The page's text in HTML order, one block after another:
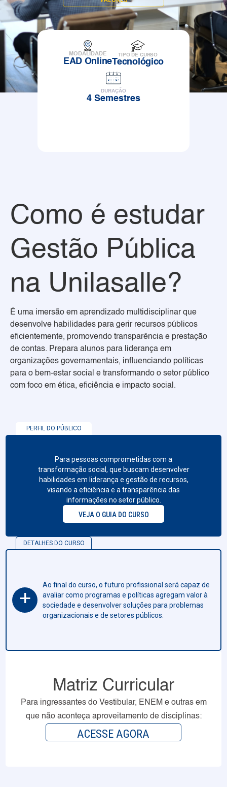
MODALIDADE
EAD Online
TIPO DE CURSO
Tecnológico
DURAÇÃO
4 Semestres
Como é estudar
Gestão Pública
na Unilasalle?
É uma imersão em aprendizado multidisciplinar que
desenvolve habilidades para gerir recursos públicos
eficientemente, promovendo transparência e prestação
de contas. Prepara alunos para liderança em
organizações governamentais, influenciando políticas
para o bem-estar social e transformando o setor público
com foco em ética, eficiência e impacto social.
PERFIL DO PÚBLICO
Para pessoas comprometidas com a
transformação social, que buscam desenvolver
habilidades em liderança e gestão de recursos,
visando a eficiência e a transparência das
informações no setor público.
VEJA O GUIA DO CURSO
DETALHES DO CURSO
+
Ao final do curso, o futuro profissional será capaz de
avaliar como programas e políticas agregam valor à
sociedade e desenvolver soluções para problemas
organizacionais e de setores públicos.
Matriz Curricular
Para ingressantes do Vestibular, ENEM e outras em
que não aconteça aproveitamento de disciplinas:
ACESSE AGORA